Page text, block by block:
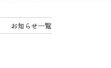
お知らせ一覧